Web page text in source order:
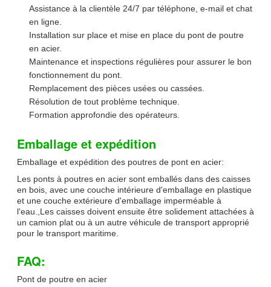
Assistance à la clientèle 24/7 par téléphone, e-mail et chat
en ligne.
Installation sur place et mise en place du pont de poutre
en acier.
Maintenance et inspections régulières pour assurer le bon
fonctionnement du pont.
Remplacement des pièces usées ou cassées.
Résolution de tout problème technique.
Formation approfondie des opérateurs.
Emballage et expédition
Emballage et expédition des poutres de pont en acier:
Les ponts à poutres en acier sont emballés dans des caisses
en bois, avec une couche intérieure d'emballage en plastique
et une couche extérieure d'emballage imperméable à
l'eau.,Les caisses doivent ensuite être solidement attachées à
un camion plat ou à un autre véhicule de transport approprié
pour le transport maritime.
FAQ:
Pont de poutre en acier